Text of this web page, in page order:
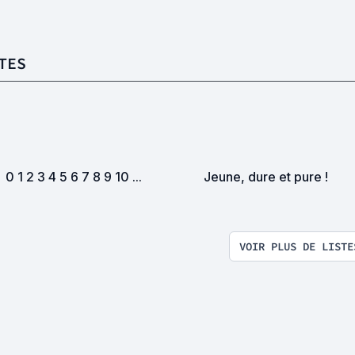
0 1 2 3 4 5 6 7 8 9 10 ... Jeune, dure et pure !
VOIR PLUS DE